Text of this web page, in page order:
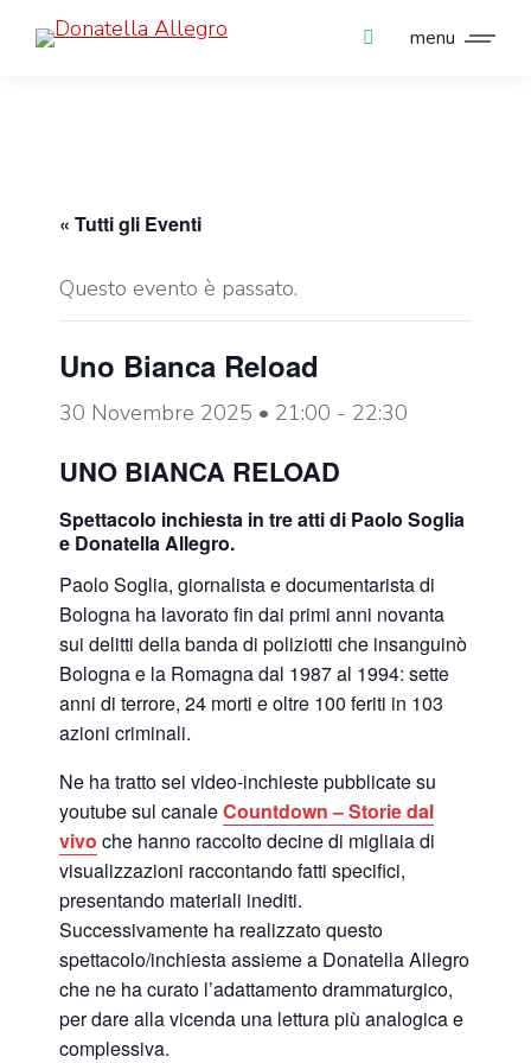
menu
Search:
« Tutti gli Eventi
Questo evento è passato.
Uno Bianca Reload
30 Novembre 2025 • 21:00 - 22:30
UNO BIANCA RELOAD
Spettacolo inchiesta in tre atti di Paolo Soglia
e Donatella Allegro.
Paolo Soglia, giornalista e documentarista di
Bologna ha lavorato fin dai primi anni novanta
sui delitti della banda di poliziotti che insanguinò
Bologna e la Romagna dal 1987 al 1994: sette
anni di terrore, 24 morti e oltre 100 feriti in 103
azioni criminali.
Ne ha tratto sei video-inchieste pubblicate su
youtube sul canaleCountdown – Storie dal
vivo che hanno raccolto decine di migliaia di
visualizzazioni raccontando fatti specifici,
presentando materiali inediti.
Successivamente ha realizzato questo
spettacolo/inchiesta assieme a Donatella Allegro
che ne ha curato l’adattamento drammaturgico,
per dare alla vicenda una lettura più analogica e
complessiva.